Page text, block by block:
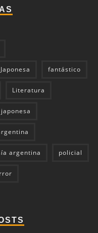
fantástico
Literatura
argentina policial